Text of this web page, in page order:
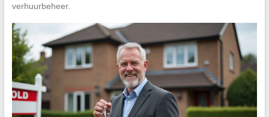
verhuurbeheer.